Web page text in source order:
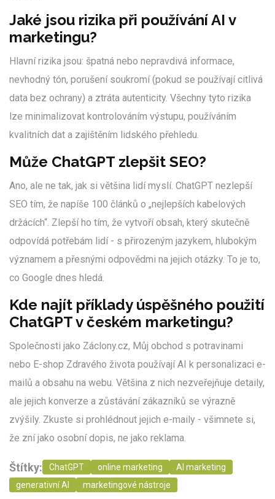
Jaké jsou rizika při používání AI v
marketingu?
Hlavní rizika jsou: špatná nebo nepravdivá informace,
nevhodný tón, porušení soukromí (pokud se používají citlivá
data bez ochrany) a ztráta autenticity. Všechny tyto rizika
lze minimalizovat kontrolováním výstupu, používáním
kvalitních dat a zajištěním lidského přehledu.
Může ChatGPT zlepšit SEO?
Ano, ale ne tak, jak si většina lidí myslí. ChatGPT nezlepší
SEO tím, že napíše 100 článků o „nejlepších kabelových
držácích“. Zlepší ho tím, že vytvoří obsah, který skutečně
odpovídá potřebám lidí - s přirozeným jazykem, hlubokým
významem a přesnými odpovědmi na jejich otázky. To je to,
co Google dnes hledá.
Kde najít příklady úspěšného použití
ChatGPT v českém marketingu?
Společnosti jako Záclony.cz, Můj obchod s potravinami
nebo E-shop Zdravého života používají AI k personalizaci e-
mailů a obsahu na webu. Většina z nich nezveřejňuje detaily,
ale jejich konverze a zůstávání zákazníků se výrazně
zvýšily. Zkuste si prohlédnout jejich e-maily - všimnete si,
že zní jako osobní dopis, ne jako reklama.
Štítky: ChatGPT online marketing
AI marketing
generativní AI
marketingové nástroje